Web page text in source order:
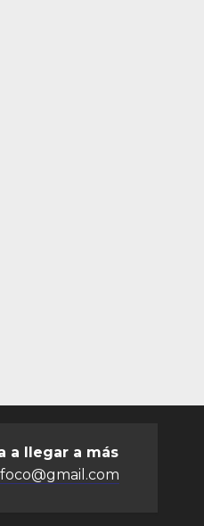
a llegar a más